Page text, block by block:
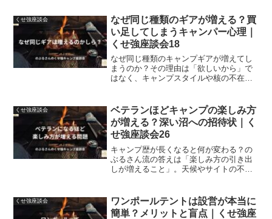
くせ強座談会
なぜ同じ種類のギアが増える？買
い足してしまうキャンパー心理｜
くせ強座談会18
なぜ同じ種類のキャンプギアが増えてし
まうのか？その理由は「欲しいから」で
はなく、キャンプスタイルや核の不在に
くせ強座談会
ベテランほどキャンプの楽しみ方
が増える？深い沼への招待状｜く
せ強座談会26
キャンプ歴が長くなると何が変わる？の
ぶるさん流の答えは「楽しみ方の引き出
しが増えること」。天候やサイトの不便
はの境地を、くせ強キャンプ座談会とし
て熱く、ゆるく語ります。
くせ強座談会
ワンポールテントは設営が本当に
簡単？メリットと盲点｜くせ強座